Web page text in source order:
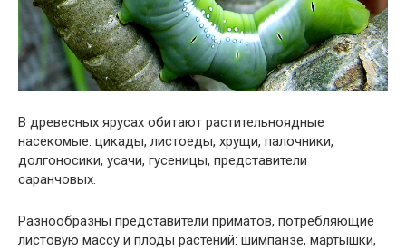
В древесных ярусах обитают растительноядные
насекомые: цикады, листоеды, хрущи, палочники,
долгоносики, усачи, гусеницы, представители
саранчовых.
Разнообразны представители приматов, потребляющие
листовую массу и плоды растений: шимпанзе, мартышки,